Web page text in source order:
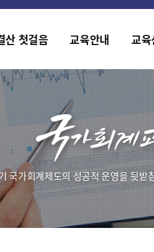
홈페이지가 새롭게 개편되었
산 첫걸음 교육안내 교육
국가회계제도의 성공적 운영을 뒷